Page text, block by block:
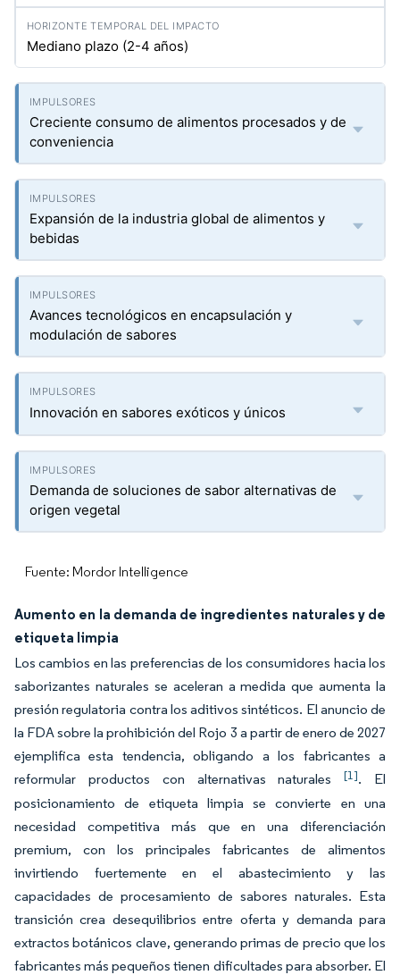
Mediano plazo (2-4 años)
Creciente consumo de alimentos procesados y de
conveniencia
Expansión de la industria global de alimentos y
bebidas
Avances tecnológicos en encapsulación y
modulación de sabores
Innovación en sabores exóticos y únicos
Demanda de soluciones de sabor alternativas de
origen vegetal
Fuente: Mordor Intelligence
Aumento en la demanda de ingredientes naturales y de
etiqueta limpia
Los cambios en las preferencias de los consumidores hacia los
saborizantes naturales se aceleran a medida que aumenta la
presión regulatoria contra los aditivos sintéticos. El anuncio de
la FDA sobre la prohibición del Rojo 3 a partir de enero de 2027
ejemplifica esta tendencia, obligando a los fabricantes a
reformular productos con alternativas naturales[1]. El
posicionamiento de etiqueta limpia se convierte en una
necesidad competitiva más que en una diferenciación
premium, con los principales fabricantes de alimentos
invirtiendo fuertemente en el abastecimiento y las
capacidades de procesamiento de sabores naturales. Esta
transición crea desequilibrios entre oferta y demanda para
extractos botánicos clave, generando primas de precio que los
fabricantes más pequeños tienen dificultades para absorber. El